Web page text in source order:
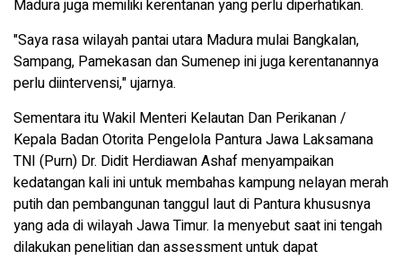
Madura juga memiliki kerentanan yang perlu diperhatikan.
"Saya rasa wilayah pantai utara Madura mulai Bangkalan,
Sampang, Pamekasan dan Sumenep ini juga kerentanannya
perlu diintervensi," ujarnya.
Sementara itu Wakil Menteri Kelautan Dan Perikanan /
Kepala Badan Otorita Pengelola Pantura Jawa Laksamana
TNI (Purn) Dr. Didit Herdiawan Ashaf menyampaikan
kedatangan kali ini untuk membahas kampung nelayan merah
putih dan pembangunan tanggul laut di Pantura khususnya
yang ada di wilayah Jawa Timur. Ia menyebut saat ini tengah
dilakukan penelitian dan assessment untuk dapat